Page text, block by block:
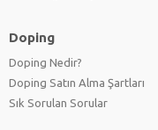
Doping
Doping Nedir?
Doping Satın Alma Şartları
Sık Sorulan Sorular